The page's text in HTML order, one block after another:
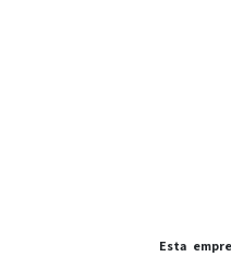
Esta